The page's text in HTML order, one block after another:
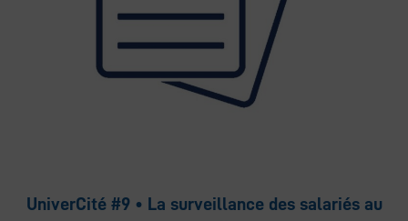
UniverCité #9 • La surveillance des salariés au